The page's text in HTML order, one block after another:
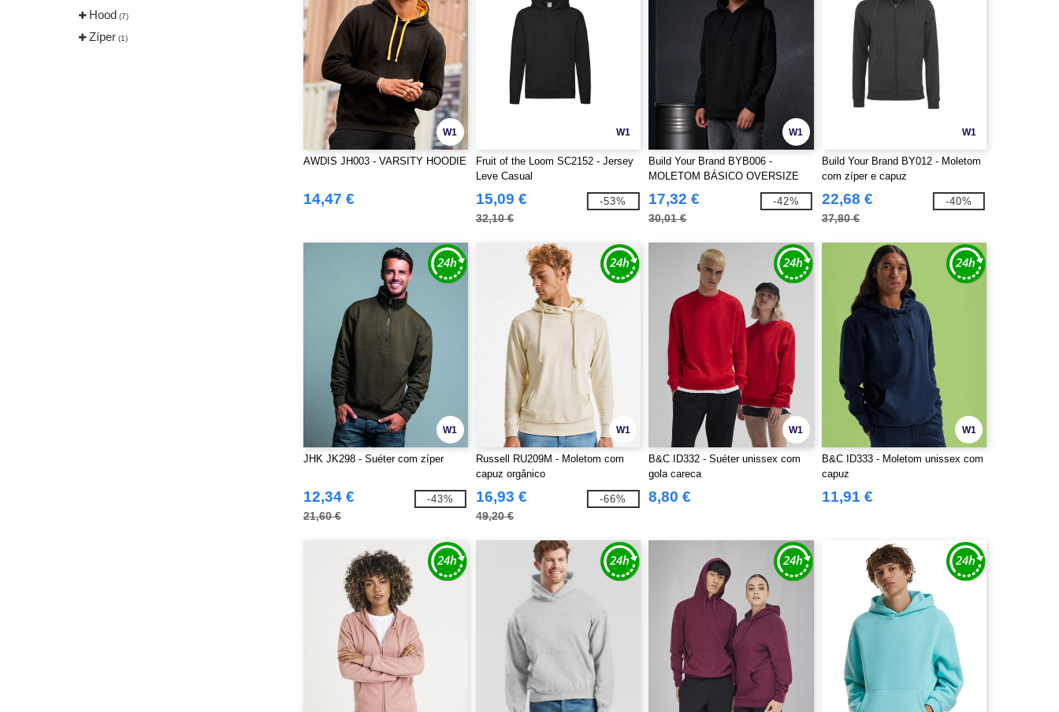
Hood (7)
Zíper (1)
W1
AWDIS JH003 - VARSITY HOODIE
14,47 €
W1
Fruit of the Loom SC2152 - Jersey
Leve Casual
15,09 €
32,10 €
-53%
W1
Build Your Brand BYB006 -
MOLETOM BÁSICO OVERSIZE
17,32 €
30,01 €
-42%
W1
Build Your Brand BY012 - Moletom
com zíper e capuz
22,68 €
37,80 €
-40%
W1
JHK JK298 - Suéter com zíper
12,34 €
21,60 €
-43%
W1
Russell RU209M - Moletom com
capuz orgânico
16,93 €
49,20 €
-66%
W1
B&C ID332 - Suéter unissex com
gola careca
8,80 €
W1
B&C ID333 - Moletom unissex com
capuz
11,91 €